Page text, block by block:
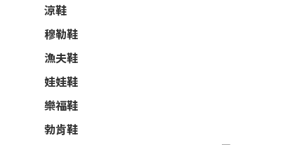
涼鞋
穆勒鞋
漁夫鞋
娃娃鞋
樂福鞋
勃肯鞋